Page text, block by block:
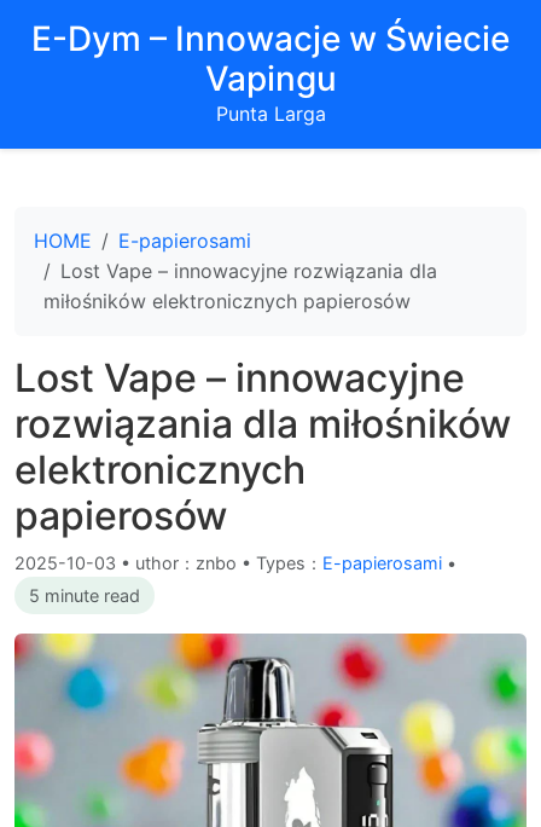
E-Dym – Innowacje w Świecie
Vapingu
Punta Larga
HOME
E-papierosami
Lost Vape – innowacyjne rozwiązania dla
miłośników elektronicznych papierosów
Lost Vape – innowacyjne
rozwiązania dla miłośników
elektronicznych
papierosów
2025-10-03 • uthor：znbo • Types： E-papierosami •
5 minute read